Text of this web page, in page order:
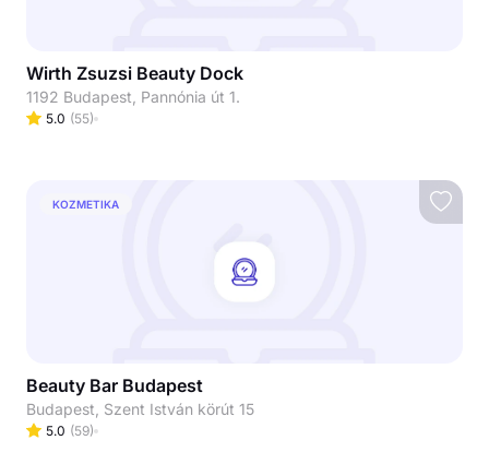
Wirth Zsuzsi Beauty Dock
1192 Budapest, Pannónia út 1.
5.0 (55)
KOZMETIKA
Beauty Bar Budapest
Budapest, Szent István körút 15
5.0 (59)